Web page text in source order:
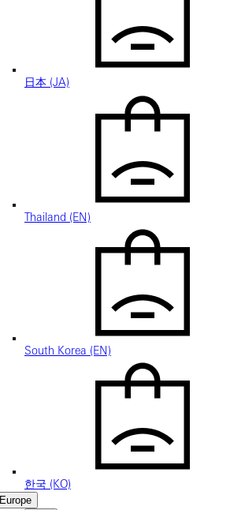
日本 (JA)
Thailand (EN)
South Korea (EN)
한국 (KO)
Europe